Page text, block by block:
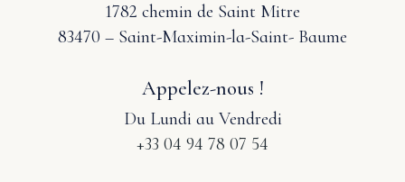
1782 chemin de Saint Mitre
83470 – Saint-Maximin-la-Saint- Baume
Appelez-nous !
Du Lundi au Vendredi
+33 04 94 78 07 54